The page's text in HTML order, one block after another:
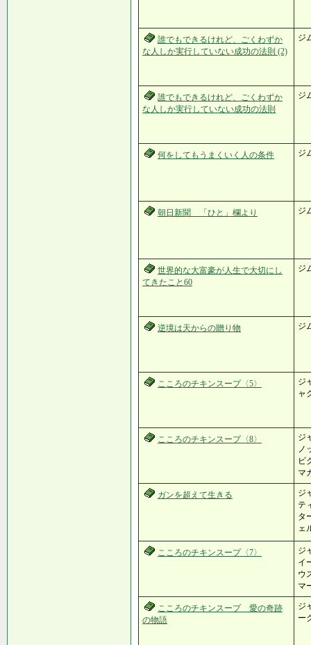
誰でもできるけれど、ごくわずか
な人しか実行していない成功の法則 (2)
ジ
誰でもできるけれど、ごくわずか
な人しか実行していない成功の法則
ジ
何をしてもうまくいく人の条件 ジ
朝日新聞 「ひと」欄より ジ
世界的な大富豪が人生で大切にし
てきたこと60
ジ
逆境は天からの贈り物 ジ
こころのチキンスープ〈5〉
ジ
ャ
こころのチキンスープ〈8〉
ジ
ノ
ビ
マ
ガンを超えて生きる
ジ
テ
タ
ェ
こころのチキンスープ〈7〉
ジ
イ
ウ
マ
こころのチキンスープ 愛の奇跡
の物語
ジ
ー